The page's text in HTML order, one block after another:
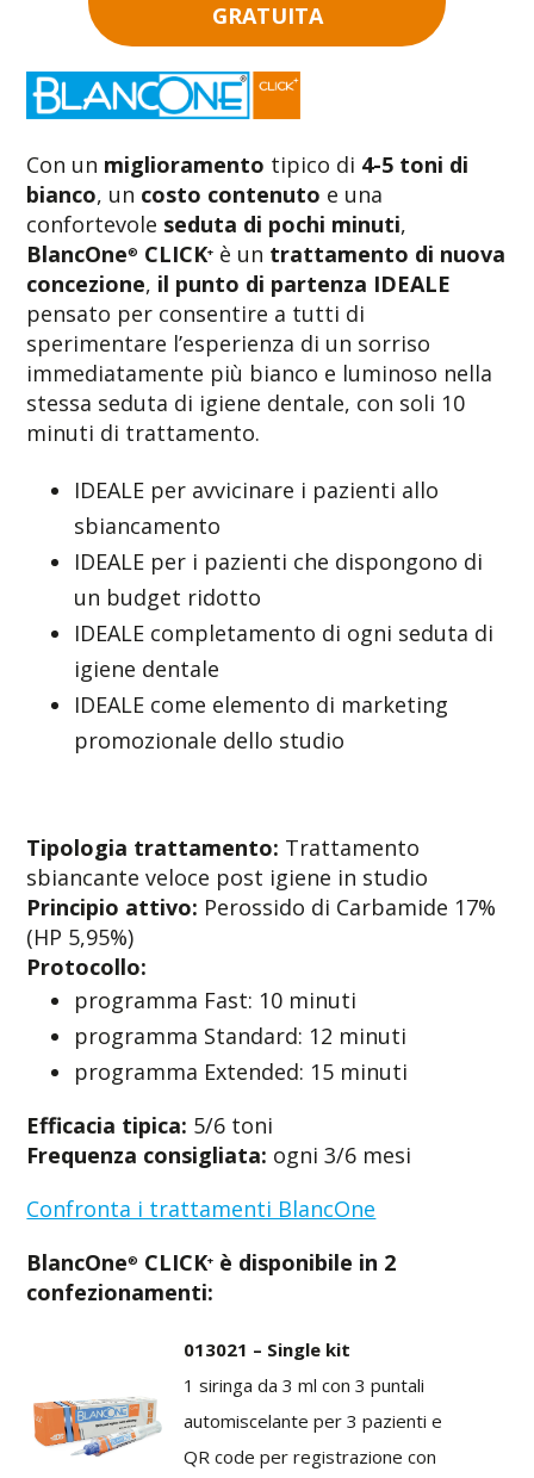
GRATUITA
Con un miglioramento tipico di 4-5 toni di
bianco, un costo contenuto e una
confortevole seduta di pochi minuti,
BlancOne® CLICK+ è un trattamento di nuova
concezione, il punto di partenza IDEALE
pensato per consentire a tutti di
sperimentare l’esperienza di un sorriso
immediatamente più bianco e luminoso nella
stessa seduta di igiene dentale, con soli 10
minuti di trattamento.
IDEALE per avvicinare i pazienti allo
sbiancamento
IDEALE per i pazienti che dispongono di
un budget ridotto
IDEALE completamento di ogni seduta di
igiene dentale
IDEALE come elemento di marketing
promozionale dello studio
Tipologia trattamento: Trattamento
sbiancante veloce post igiene in studio
Principio attivo: Perossido di Carbamide 17%
(HP 5,95%)
Protocollo:
programma Fast: 10 minuti
programma Standard: 12 minuti
programma Extended: 15 minuti
Efficacia tipica: 5/6 toni
Frequenza consigliata: ogni 3/6 mesi
Confronta i trattamenti BlancOne
BlancOne® CLICK+ è disponibile in 2
confezionamenti:
013021 – Single kit
1 siringa da 3 ml con 3 puntali
automiscelante per 3 pazienti e
QR code per registrazione con